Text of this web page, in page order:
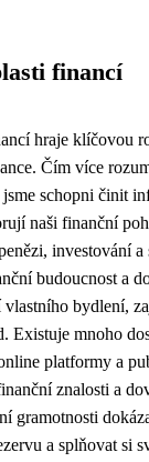
financí
hraje klíčovou
Čím více
schopni činit
naši finanční
investování a
budoucnost a
bydlení,
Existuje mnoho
platformy a
znalosti a
gramotnosti
a splňovat si